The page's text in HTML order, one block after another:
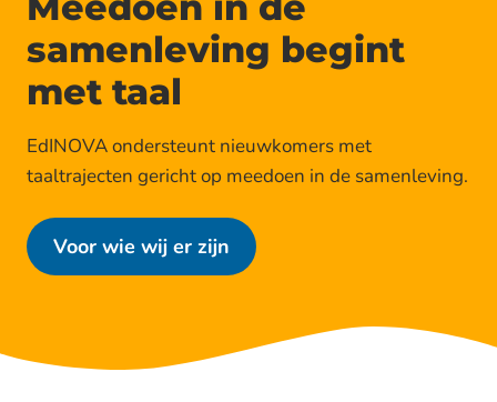
samenleving begint
met taal
EdINOVA ondersteunt nieuwkomers met
taaltrajecten gericht op meedoen in de samenleving.
Voor wie wij er zijn